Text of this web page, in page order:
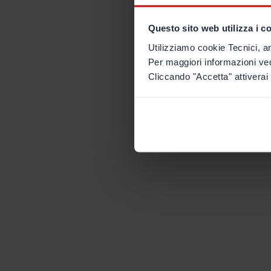
Questo sito web utilizza i
Utilizziamo cookie Tecnici,
Per maggiori informazioni
Cliccando "Accetta"